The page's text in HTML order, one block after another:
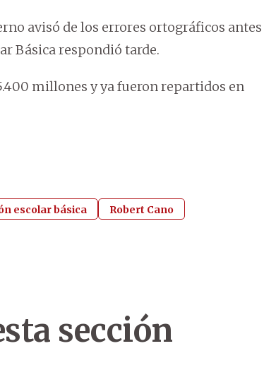
avisó de los errores ortográficos antes
Básica respondió tarde.
millones y ya fueron repartidos en
escolar básica Robert Cano
sección